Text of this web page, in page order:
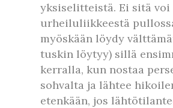
yksiselitteistä. Ei sitä voi
urheiluliikkeestä
myöskään löydy
tuskin löytyy) sillä
kerralla, kun nostaa
sohvalta ja lähtee
etenkään, jos